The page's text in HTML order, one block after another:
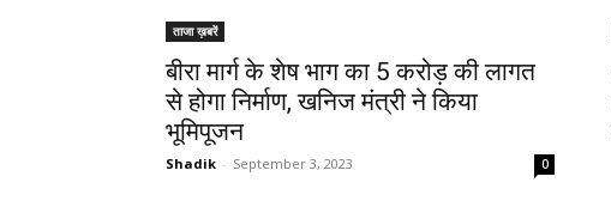
ताजा ख़बरें
बीरा मार्ग के शेष भाग का 5 करोड़ की लागत
से होगा निर्माण, खनिज मंत्री ने किया
भूमिपूजन
Shadik - September 3, 2023 0